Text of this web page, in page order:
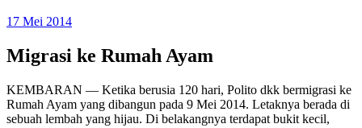
17 Mei 2014
Migrasi ke Rumah Ayam
KEMBARAN — Ketika berusia 120 hari, Polito dkk bermigrasi ke
Rumah Ayam yang dibangun pada 9 Mei 2014. Letaknya berada di
sebuah lembah yang hijau. Di belakangnya terdapat bukit kecil,